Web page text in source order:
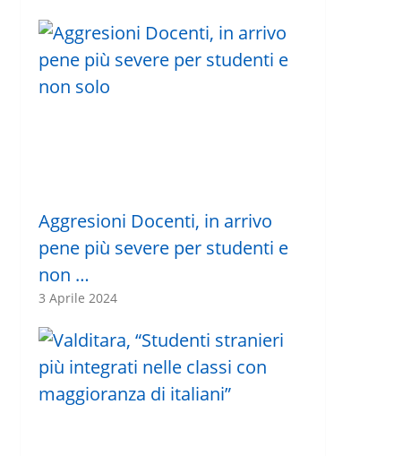
Aggresioni Docenti, in arrivo
pene più severe per studenti e
non …
3 Aprile 2024